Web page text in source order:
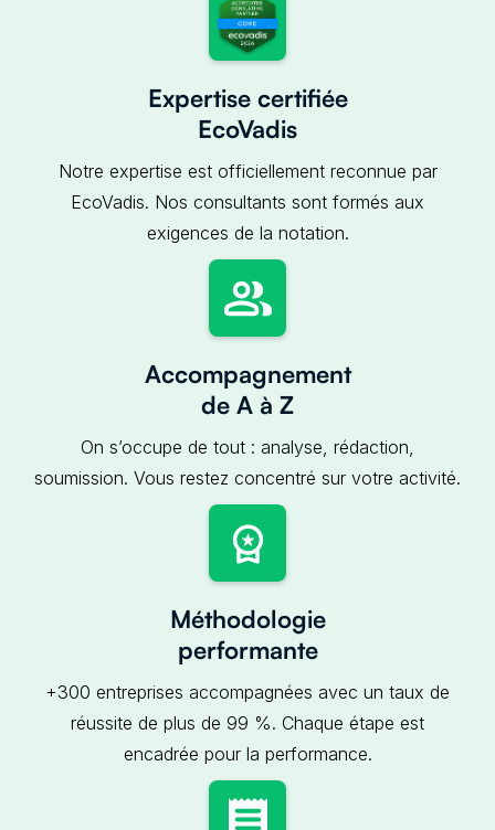
Expertise certifiée
EcoVadis
Notre expertise est officiellement reconnue par
EcoVadis. Nos consultants sont formés aux
exigences de la notation.
Accompagnement
de A à Z
On s’occupe de tout : analyse, rédaction,
soumission. Vous restez concentré sur votre activité.
Méthodologie
performante
+300 entreprises accompagnées avec un taux de
réussite de plus de 99 %. Chaque étape est
encadrée pour la performance.